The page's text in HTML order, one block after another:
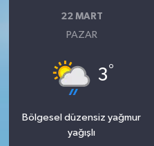
22 MART
PAZAR
3°
Bölgesel düzensiz yağmur
yağışlı